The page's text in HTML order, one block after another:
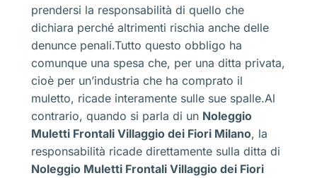
prendersi la responsabilità di quello che
dichiara perché altrimenti rischia anche delle
denunce penali.Tutto questo obbligo ha
comunque una spesa che, per una ditta privata,
cioè per un’industria che ha comprato il
muletto, ricade interamente sulle sue spalle.Al
contrario, quando si parla di un Noleggio
Muletti Frontali Villaggio dei Fiori Milano, la
responsabilità ricade direttamente sulla ditta di
Noleggio Muletti Frontali Villaggio dei Fiori